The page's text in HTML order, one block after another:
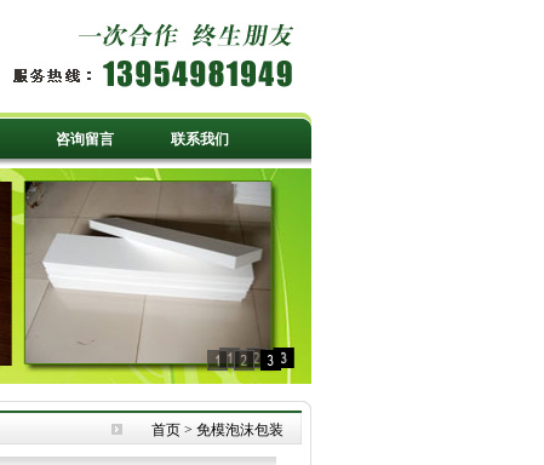
咨询留言 联系我们
首页> 免模泡沫包装